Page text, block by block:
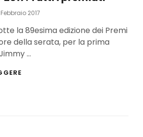
2017
la 89esima edizione dei Premi
della serata, per la prima
…